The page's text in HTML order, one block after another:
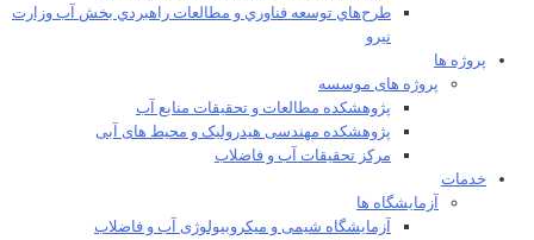
طرح‌هاي توسعه فناوري و مطالعات راهبردي بخش آب وزارت
نيرو
پروژه ها
پروژه های موسسه
پژوهشکده مطالعات و تحقيقات منابع آب
پژوهشکده مهندسی هیدرولیک و محیط های آبی
مرکز تحقیقات آب و فاضلاب
خدمات
آزمایشگاه ها
آزمایشگاه شیمی و میکروبیولوژی آب و فاضلاب